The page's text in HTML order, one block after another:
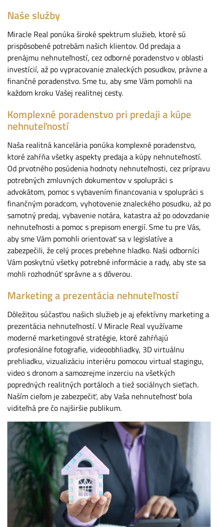
Naše služby
Miracle Real ponúka široké spektrum služieb, ktoré sú
prispôsobené potrebám našich klientov. Od predaja a
prenájmu nehnuteľností, cez odborné poradenstvo v oblasti
investícií, až po vypracovanie znaleckých posudkov, právne a
finančné poradenstvo. Sme tu, aby sme Vám pomohli na
každom kroku Vašej realitnej cesty.
Komplexné poradenstvo pri predaji a kúpe
nehnuteľností
Naša realitná kancelária ponúka komplexné poradenstvo,
ktoré zahŕňa všetky aspekty predaja a kúpy nehnuteľností.
Od prvotného posúdenia hodnoty nehnuteľnosti, cez prípravu
potrebných zmluvných dokumentov v spolupráci s
advokátom, pomoc s vybavením financovania v spolupráci s
finančným poradcom, vyhotovenie znaleckého posudku, až po
samotný predaj, vybavenie notára, katastra až po odovzdanie
nehnuteľnosti a pomoc s prepisom energií. Sme tu pre Vás,
aby sme Vám pomohli orientovať sa v legislatíve a
zabezpečili, že celý proces prebehne hladko. Naši odborníci
Vám poskytnú všetky potrebné informácie a rady, aby ste sa
mohli rozhodnúť správne a s dôverou.
Marketing a prezentácia nehnuteľností
Dôležitou súčasťou našich služieb je aj efektívny marketing a
prezentácia nehnuteľností. V Miracle Real využívame
moderné marketingové stratégie, ktoré zahŕňajú
profesionálne fotografie, videoobhliadky, 3D virtuálnu
prehliadku, vizualizáciu interiéru pomocou virtual stagingu,
video s dronom a samozrejme inzerciu na všetkých
popredných realitných portáloch a tiež sociálnych sieťach.
Naším cieľom je zabezpečiť, aby Vaša nehnuteľnosť bola
viditeľná pre čo najširšie publikum.